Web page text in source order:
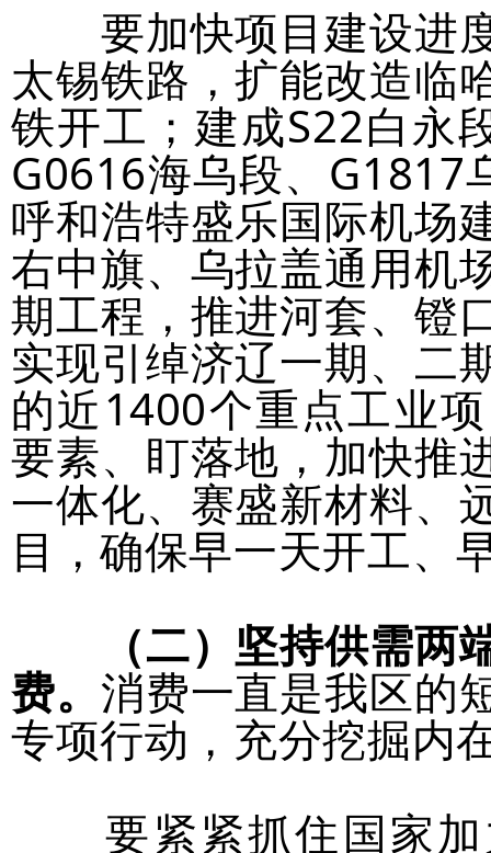
要加快项目建设进
太锡铁路，扩能改造临
铁开工；建成S22白永
G0616海乌段、G1817
呼和浩特盛乐国际机场
右中旗、乌拉盖通用机
期工程，推进河套、镫
实现引绰济辽一期、二
的近1400个重点工业
要素、盯落地，加快推
一体化、赛盛新材料、
目，确保早一天开工、
（二）坚持供需
费。 消费一直是我区的
专项行动，充分挖掘内
要紧紧抓住国家加